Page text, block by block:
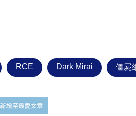
RCE Dark Mirai 僵屍